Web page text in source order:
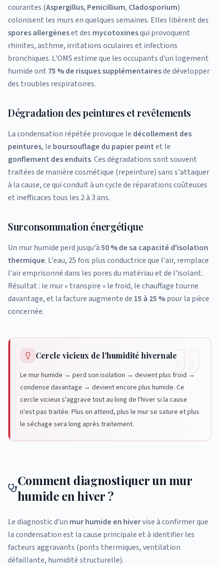
courantes (Aspergillus, Penicillium, Cladosporium)
colonisent les murs en quelques semaines. Elles libèrent des
spores allergèneset des mycotoxinesqui provoquent
rhinites, asthme, irritations oculaires et infections
bronchiques. L'OMS estime que les occupants d'un logement
humide ont 75 % de risques supplémentairesde développer
des troubles respiratoires.
Dégradation des peintures et revêtements
La condensation répétée provoque le décollement des
peintures, le boursouflage du papier peintet le
gonflement des enduits. Ces dégradations sont souvent
traitées de manière cosmétique (repeinture) sans s'attaquer
à la cause, ce qui conduit à un cycle de réparations coûteuses
et inefficaces tous les 2 à 3 ans.
Surconsommation énergétique
Un mur humide perd jusqu'à50 % de sa capacité d'isolation
thermique. L'eau, 25 fois plus conductrice que l'air, remplace
l'air emprisonné dans les pores du matériau et de l'isolant.
Résultat : le mur « transpire » le froid, le chauffage tourne
davantage, et la facture augmente de 15 à 25 %pour la pièce
concernée.
Cercle vicieux de l'humidité hivernale
Le mur humide → perd son isolation → devient plus froid →
condense davantage → devient encore plus humide. Ce
cercle vicieux s'aggrave tout au long de l'hiver si la cause
n'est pas traitée. Plus on attend, plus le mur se sature et plus
le séchage sera long après traitement.
Comment diagnostiquer un mur
humide en hiver ?
Le diagnostic d'un mur humide en hivervise à confirmer que
la condensation est la cause principale et à identifier les
facteurs aggravants (ponts thermiques, ventilation
défaillante, humidité structurelle).